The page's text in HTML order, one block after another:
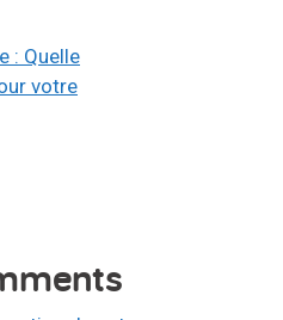
: Quelle
votre